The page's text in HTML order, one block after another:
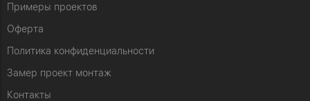
Примеры проектов
Оферта
Политика конфиденциальности
Замер проект монтаж
Контакты